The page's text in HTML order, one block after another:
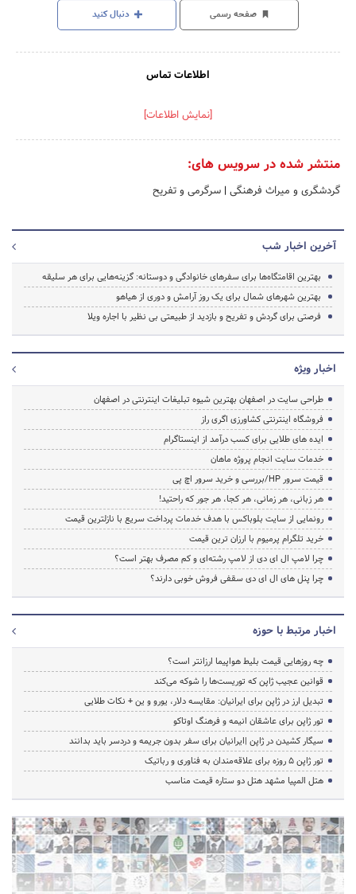
صفحه رسمی دنبال کنید
اطلاعات تماس
[نمایش اطلاعات]
منتشر شده در سرویس های:
گردشگری و میراث فرهنگی | سرگرمی و تفریح
آخرین اخبار شب
بهترین اقامتگاه‌ها برای سفرهای خانوادگی و دوستانه: گزینه‌هایی برای هر سلیقه
بهترین شهرهای شمال برای یک روز آرامش و دوری از هیاهو
فرصتی برای گردش و تفریح و بازدید از طبیعتی بی نظیر با اجاره ویلا
اخبار ویژه
طراحی سایت در اصفهان بهترین شیوه تبلیغات اینترنتی در اصفهان
فروشگاه اینترنتی کشاورزی اگری راز
ایده های طلایی برای کسب درآمد از اینستاگرام
خدمات سایت انجام پروژه ماهان
قیمت سرور HP/بررسی و خرید سرور اچ پی
هر زبانی، هر زمانی، هر کجا، هر جور که راحتید!
رونمایی از سایت بلوباکس با هدف خدمات پرداخت سریع با نازلترین قیمت
خرید تلگرام پرمیوم با ارزان ترین قیمت
چرا لامپ ال ای دی از لامپ رشته‌ای و کم مصرف بهتر است؟
چرا پنل های ال ای دی سقفی فروش خوبی دارند؟
اخبار مرتبط با حوزه
چه روزهایی قیمت بلیط هواپیما ارزانتر است؟
قوانین عجیب ژاپن که توریست‌ها را شوکه می‌کند
تبدیل ارز در ژاپن برای ایرانیان: مقایسه دلار، یورو و ین + نکات طلایی
تور ژاپن برای عاشقان انیمه و فرهنگ اوتاکو
سیگار کشیدن در ژاپن |ایرانیان برای سفر بدون جریمه و دردسر باید بدانند
تور ژاپن ۵ روزه برای علاقه‌مندان به فناوری و رباتیک
هتل المپیا مشهد هتل دو ستاره قیمت مناسب